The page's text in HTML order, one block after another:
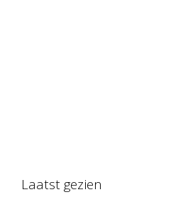
Laatst gezien